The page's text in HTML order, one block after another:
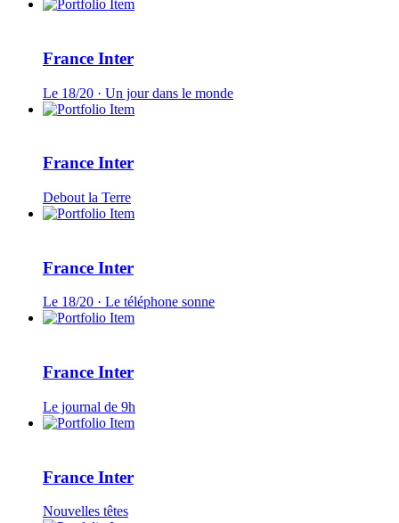
France Inter
Le 18/20 · Un jour dans le monde
France Inter
Debout la Terre
France Inter
Le 18/20 · Le téléphone sonne
France Inter
Le journal de 9h
France Inter
Nouvelles têtes